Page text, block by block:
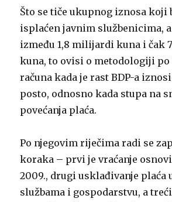
Što se tiče ukupnog iznosa koji
isplaćen javnim službenicima,
između 1,8 milijardi kuna i čak
kuna, to ovisi o metodologiji po
računa kada je rast BDP-a
posto, odnosno kada stupa na
povećanja plaća.
Po njegovim riječima radi se
koraka – prvi je vraćanje
2009., drugi usklađivanje plaća
službama i gospodarstvu, a